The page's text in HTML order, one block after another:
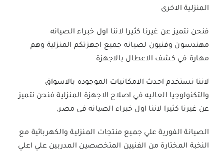
المنزلية الاخرى
فنحن نتميز عن غيرنا كثيرا لاننا اول خبراء الصيانه
مهندسون وفنيون لصيانه جميع اجهزتكم المنزلية وهم
مهارة في كشف الاعطال بالاجهزة
لاننا نستخدم احدث الامكانيات الموجوده بالاسواق
والتكنولوجيا العاليه في اصلاح الاجهزة المنزلية فنحن نتميز
عن غيرنا كثيرا لاننا اول خبراء الصيانه فى مصر.
الصيانة الفورية علي جميع منتجات المنزلية والكهربائية مع
النخبة المختارة من الفنيين المتخصصين المدربين علي اعلي